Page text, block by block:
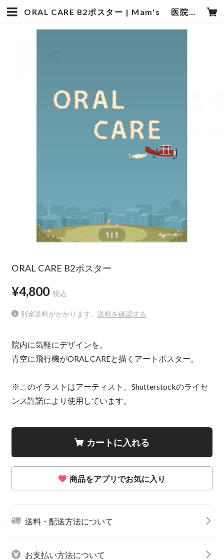
ORAL CARE B2ポスター | Mam's 医院向け・歯科医院向けのデザイン雑貨の販売
1 | 1
ORAL CARE B2ポスター
¥4,800 税込
別途送料がかかります。 送料を確認する
院内に気軽にデザインを。
青空に飛行機がORAL CAREと描くアートポスター。
※このイラストはアーティスト、Shutterstockのライセ
ンス許諾により使用しています。
カートに入れる
商品をアプリでお気に入り
送料・配送方法について
お支払い方法について